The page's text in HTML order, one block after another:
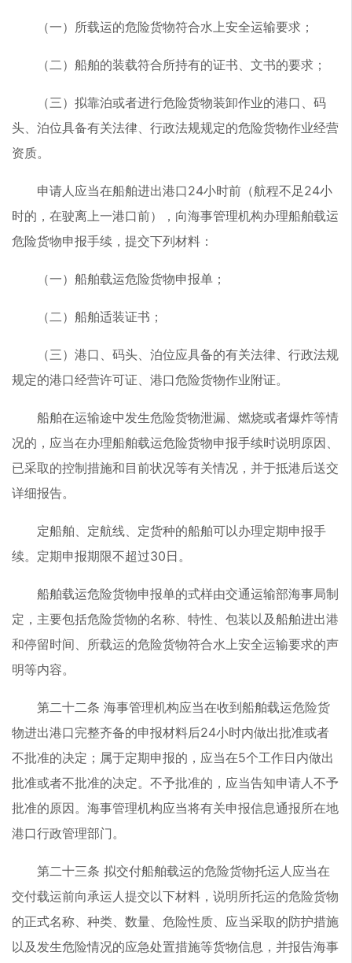
（一）所载运的危险货物符合水上安全运输要求；
（二）船舶的装载符合所持有的证书、文书的要求；
（三）拟靠泊或者进行危险货物装卸作业的港口、码
头、泊位具备有关法律、行政法规规定的危险货物作业经营
资质。
申请人应当在船舶进出港口24小时前（航程不足24小
时的，在驶离上一港口前），向海事管理机构办理船舶载运
危险货物申报手续，提交下列材料：
（一）船舶载运危险货物申报单；
（二）船舶适装证书；
（三）港口、码头、泊位应具备的有关法律、行政法规
规定的港口经营许可证、港口危险货物作业附证。
船舶在运输途中发生危险货物泄漏、燃烧或者爆炸等情
况的，应当在办理船舶载运危险货物申报手续时说明原因、
已采取的控制措施和目前状况等有关情况，并于抵港后送交
详细报告。
定船舶、定航线、定货种的船舶可以办理定期申报手
续。定期申报期限不超过30日。
船舶载运危险货物申报单的式样由交通运输部海事局制
定，主要包括危险货物的名称、特性、包装以及船舶进出港
和停留时间、所载运的危险货物符合水上安全运输要求的声
明等内容。
第二十二条 海事管理机构应当在收到船舶载运危险货
物进出港口完整齐备的申报材料后24小时内做出批准或者
不批准的决定；属于定期申报的，应当在5个工作日内做出
批准或者不批准的决定。不予批准的，应当告知申请人不予
批准的原因。海事管理机构应当将有关申报信息通报所在地
港口行政管理部门。
第二十三条 拟交付船舶载运的危险货物托运人应当在
交付载运前向承运人提交以下材料，说明所托运的危险货物
的正式名称、种类、数量、危险性质、应当采取的防护措施
以及发生危险情况的应急处置措施等货物信息，并报告海事